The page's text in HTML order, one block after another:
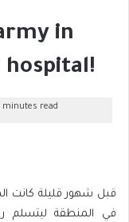
in
minutes read
قبل شهور قليلة كانت
في المنطقة ليتسلم